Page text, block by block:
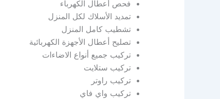
فحص أعطال الكهرباء
تمديد الأسلاك لكل المنزل
تشطيب كامل المنزل
تصليح أعطال الأجهزة الكهربائية
تركيب جميع أنواع الاضاءات
تركيب ستلايت
تركيب راوتر
تركيب واي فاي